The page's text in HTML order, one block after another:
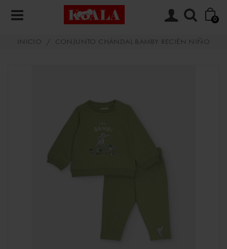
0
INICIO / CONJUNTO CHÁNDAL BAMBY RECIÉN NIÑO